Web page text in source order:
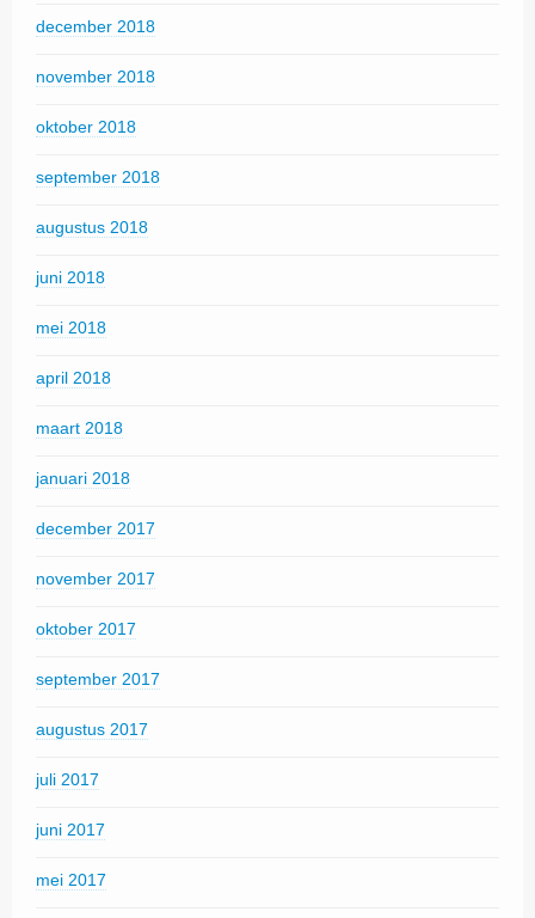
december 2018
november 2018
oktober 2018
september 2018
augustus 2018
juni 2018
mei 2018
april 2018
maart 2018
januari 2018
december 2017
november 2017
oktober 2017
september 2017
augustus 2017
juli 2017
juni 2017
mei 2017